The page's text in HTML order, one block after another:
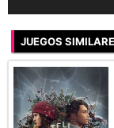
JUEGOS